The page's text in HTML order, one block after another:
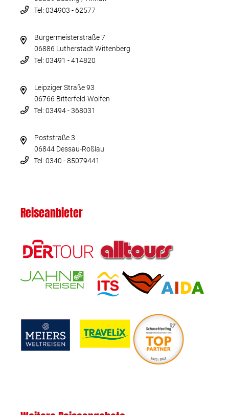
Tel: 034903 - 62577
Bürgermeisterstraße 7
06886 Lutherstadt Wittenberg
Tel: 03491 - 414820
Leipziger Straße 93
06766 Bitterfeld-Wolfen
Tel: 03494 - 368031
Poststraße 3
06844 Dessau-Roßlau
Tel: 0340 - 85079441
Reiseanbieter